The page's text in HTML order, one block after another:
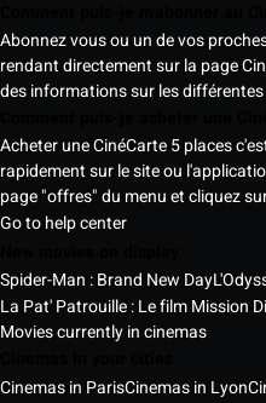
Abonnez vous ou un de vos
rendant directement sur la page
des informations sur les
Acheter une CinéCarte 5 places
rapidement sur le site ou
page "offres" du menu et cliquez
Go to help center
Spider-Man : Brand New Day
La Pat' Patrouille : Le film Mission
Movies currently in cinemas
Cinemas in ParisCinemas in Lyon